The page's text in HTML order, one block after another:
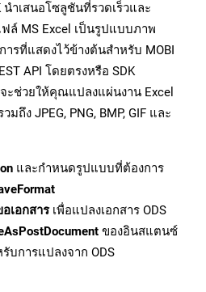
นำเสนอโซลูชันที่รวดเร็วและ
ล์ MS Excel เป็นรูปแบบภาพ
รที่แสดงไว้ข้างต้นสำหรับ MOBI
API โดยตรงหรือ SDK
ะช่วยให้คุณแปลงแผ่นงาน Excel
ถึง JPEG, PNG, BMP, GIF และ
และกำหนดรูปแบบที่ต้องการ
เอกสารเพื่อแปลงเอกสาร ODS
ของอินสแตนซ์
บการแปลงจาก ODS